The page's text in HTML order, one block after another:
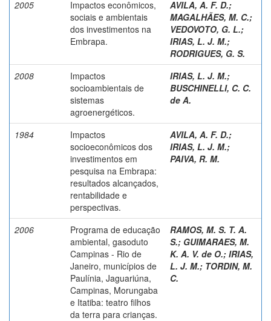
2005
Impactos econômicos,
sociais e ambientais
dos investimentos na
Embrapa.
AVILA, A. F. D.;
MAGALHÃES, M. C.;
VEDOVOTO, G. L.;
IRIAS, L. J. M.;
RODRIGUES, G. S.
2008
Impactos
socioambientais de
sistemas
agroenergéticos.
IRIAS, L. J. M.;
BUSCHINELLI, C. C.
de A.
1984
Impactos
socioeconômicos dos
investimentos em
pesquisa na Embrapa:
resultados alcançados,
rentabilidade e
perspectivas.
AVILA, A. F. D.;
IRIAS, L. J. M.;
PAIVA, R. M.
2006
Programa de educação
ambiental, gasoduto
Campinas - Rio de
Janeiro, municípios de
Paulínia, Jaguariúna,
Campinas, Morungaba
e Itatiba: teatro filhos
da terra para crianças.
RAMOS, M. S. T. A.
S.; GUIMARAES, M.
K. A. V. de O.; IRIAS,
L. J. M.; TORDIN, M.
C.